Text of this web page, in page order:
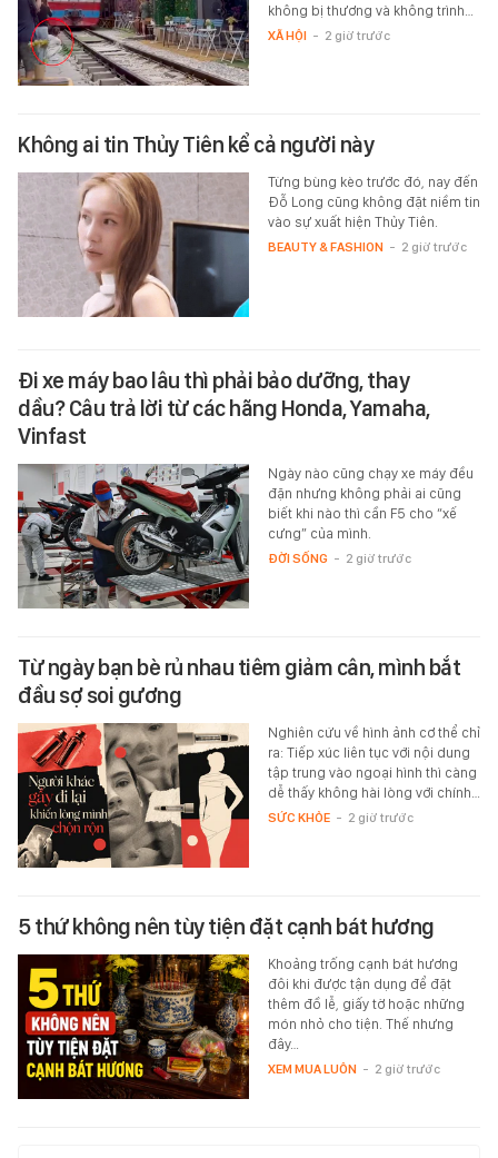
không bị thương và không trình…
XÃ HỘI - 2 giờ trước
Không ai tin Thủy Tiên kể cả người này
Từng bùng kèo trước đó, nay đến
Đỗ Long cũng không đặt niềm tin
vào sự xuất hiện Thủy Tiên.
BEAUTY & FASHION - 2 giờ trước
Đi xe máy bao lâu thì phải bảo dưỡng, thay
dầu? Câu trả lời từ các hãng Honda, Yamaha,
Vinfast
Ngày nào cũng chạy xe máy đều
đặn nhưng không phải ai cũng
biết khi nào thì cần F5 cho “xế
cưng” của mình.
ĐỜI SỐNG - 2 giờ trước
Từ ngày bạn bè rủ nhau tiêm giảm cân, mình bắt
đầu sợ soi gương
Nghiên cứu về hình ảnh cơ thể chỉ
ra: Tiếp xúc liên tục với nội dung
tập trung vào ngoại hình thì càng
dễ thấy không hài lòng với chính…
SỨC KHỎE - 2 giờ trước
5 thứ không nên tùy tiện đặt cạnh bát hương
Khoảng trống cạnh bát hương
đôi khi được tận dụng để đặt
thêm đồ lễ, giấy tờ hoặc những
món nhỏ cho tiện. Thế nhưng
đây…
XEM MUA LUÔN - 2 giờ trước